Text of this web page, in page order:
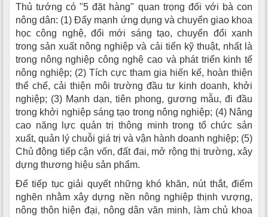
Thủ tướng có "5 đặt hàng" quan trọng đối với bà con
nông dân: (1) Đẩy mạnh ứng dụng và chuyển giao khoa
học công nghệ, đổi mới sáng tạo, chuyển đổi xanh
trong sản xuất nông nghiệp và cải tiến kỹ thuật, nhất là
trong nông nghiệp công nghệ cao và phát triển kinh tế
nông nghiệp; (2) Tích cực tham gia hiến kế, hoàn thiện
thể chế, cải thiện môi trường đầu tư kinh doanh, khởi
nghiệp; (3) Mạnh dạn, tiên phong, gương mẫu, đi đầu
trong khởi nghiệp sáng tạo trong nông nghiệp; (4) Nâng
cao năng lực quản trị thông minh trong tổ chức sản
xuất, quản lý chuỗi giá trị và vận hành doanh nghiệp; (5)
Chủ động tiếp cận vốn, đất đai, mở rộng thị trường, xây
dựng thương hiệu sản phẩm.
Để tiếp tục giải quyết những khó khăn, nút thắt, điểm
nghẽn nhằm xây dựng nền nông nghiệp thịnh vượng,
nông thôn hiện đại, nông dân văn minh, làm chủ khoa